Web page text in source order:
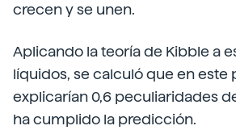
crecen y se unen.
Aplicando la teoría de Kibble a
líquidos, se calculó que en este
explicarían 0,6 peculiaridades
ha cumplido la predicción.